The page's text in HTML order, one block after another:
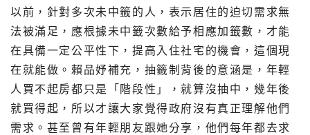
以前，針對多次未中籤的人，表示居住的迫切需求無
法被滿足，應根據未中籤次數給予相應加籤數，才能
在具備一定公平性下，提高入住社宅的機會，這個現
在就能做。賴品妤補充，抽籤制背後的意涵是，年輕
人買不起房都只是「階段性」，就算沒抽中，幾年後
就買得起，所以才讓大家覺得政府沒有真正理解他們
需求。甚至曾有年輕朋友跟她分享，他們每年都去求